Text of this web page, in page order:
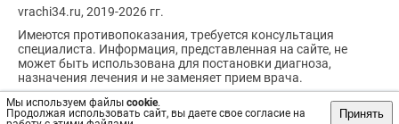
Мы используем файлы cookie.
Продолжая использовать сайт, вы даете свое согласие на
Принять
vrachi34.ru, 2019-2026 гг.
Имеются противопоказания, требуется консультация
специалиста. Информация, представленная на сайте, не
может быть использована для постановки диагноза,
назначения лечения и не заменяет прием врача.
Возрастное ограничение: 18+